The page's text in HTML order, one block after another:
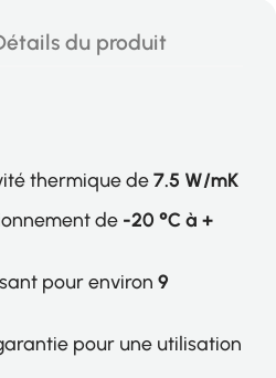
du produit
thermique de7.5 W/mK
de -20 °C à +
pour environ 9
pour une utilisation